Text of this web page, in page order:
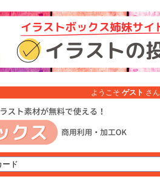
ようこそ ゲスト さん